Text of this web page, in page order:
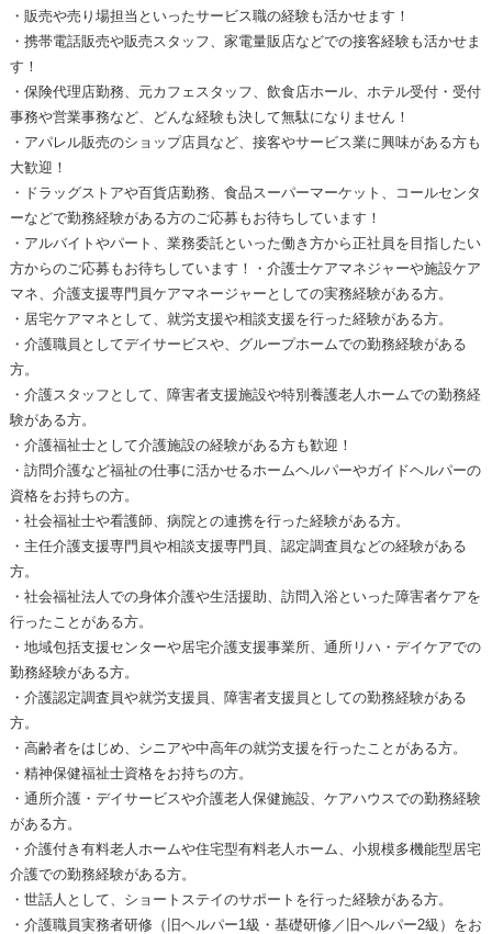
・販売や売り場担当といったサービス職の経験も活かせます！
・携帯電話販売や販売スタッフ、家電量販店などでの接客経験も活かせま
す！
・保険代理店勤務、元カフェスタッフ、飲食店ホール、ホテル受付・受付
事務や営業事務など、どんな経験も決して無駄になりません！
・アパレル販売のショップ店員など、接客やサービス業に興味がある方も
大歓迎！
・ドラッグストアや百貨店勤務、食品スーパーマーケット、コールセンタ
ーなどで勤務経験がある方のご応募もお待ちしています！
・アルバイトやパート、業務委託といった働き方から正社員を目指したい
方からのご応募もお待ちしています！・介護士ケアマネジャーや施設ケア
マネ、介護支援専門員ケアマネージャーとしての実務経験がある方。
・居宅ケアマネとして、就労支援や相談支援を行った経験がある方。
・介護職員としてデイサービスや、グループホームでの勤務経験がある
方。
・介護スタッフとして、障害者支援施設や特別養護老人ホームでの勤務経
験がある方。
・介護福祉士として介護施設の経験がある方も歓迎！
・訪問介護など福祉の仕事に活かせるホームヘルパーやガイドヘルパーの
資格をお持ちの方。
・社会福祉士や看護師、病院との連携を行った経験がある方。
・主任介護支援専門員や相談支援専門員、認定調査員などの経験がある
方。
・社会福祉法人での身体介護や生活援助、訪問入浴といった障害者ケアを
行ったことがある方。
・地域包括支援センターや居宅介護支援事業所、通所リハ・デイケアでの
勤務経験がある方。
・介護認定調査員や就労支援員、障害者支援員としての勤務経験がある
方。
・高齢者をはじめ、シニアや中高年の就労支援を行ったことがある方。
・精神保健福祉士資格をお持ちの方。
・通所介護・デイサービスや介護老人保健施設、ケアハウスでの勤務経験
がある方。
・介護付き有料老人ホームや住宅型有料老人ホーム、小規模多機能型居宅
介護での勤務経験がある方。
・世話人として、ショートステイのサポートを行った経験がある方。
・介護職員実務者研修（旧ヘルパー1級・基礎研修／旧ヘルパー2級）をお